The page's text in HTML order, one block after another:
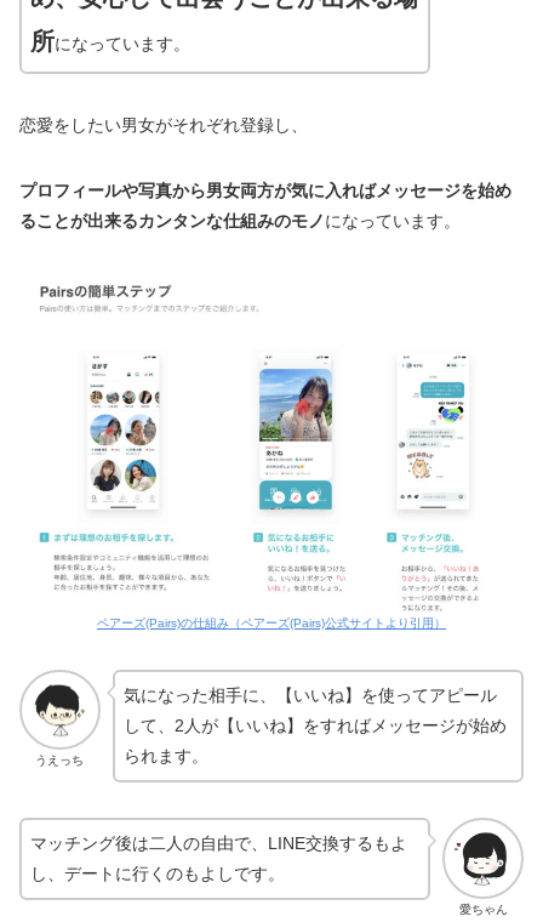
所になっています。
恋愛をしたい男女がそれぞれ登録し、
プロフィールや写真から男女両方が気に入ればメッセージを始め
ることが出来るカンタンな仕組みのモノになっています。
ペアーズ(Pairs)の仕組み（ペアーズ(Pairs)公式サイトより引用）
うえっち
気になった相手に、【いいね】を使ってアピール
して、2人が【いいね】をすればメッセージが始め
られます。
愛ちゃん
マッチング後は二人の自由で、LINE交換するもよ
し、デートに行くのもよしです。